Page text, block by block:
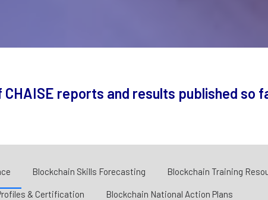
CHAISE reports and results published so
Blockchain Skills Forecasting Blockchain Training
& Certification Blockchain National Action Plans